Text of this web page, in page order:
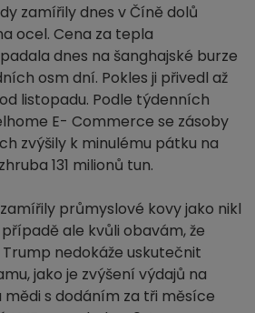
zamířily dnes v Číně dolů
ocel. Cena za tepla
dnes na šanghajské burze
osm dní. Pokles ji přivedl až
listopadu. Podle týdenních
E- Commerce se zásoby
zvýšily k minulému pátku na
131 milionů tun.
průmyslové kovy jako nikl
ale kvůli obavám, že
nedokáže uskutečnit
jako je zvýšení výdajů na
s dodáním za tři měsíce